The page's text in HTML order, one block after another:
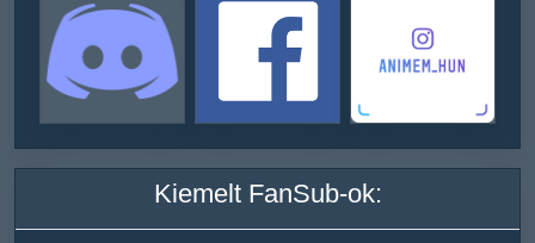
Kiemelt FanSub-ok: